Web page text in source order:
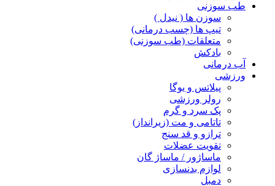
طب سوزنی
سوزن ها ( نیدل )
تیپ ها (چسب درمانی)
متعلقات (طب سوزنی)
بادکش
آب درمانی
ورزشی
پیلاتس و یوگا
رولر ورزشی
پک سرد و گرم
تاتامی و مت (زیرانداز)
ترازو و قد سنج
تقویت عضلات
ماساژور / ماساژ گان
لوازم بدنسازی
دمبل